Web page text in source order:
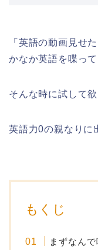
「英語の動画見せ
かなか英語を喋って
そんな時に試して
英語力0の親なりに
もくじ
まずなん